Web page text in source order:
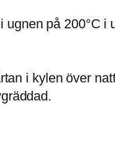
på 200°C
i kylen över